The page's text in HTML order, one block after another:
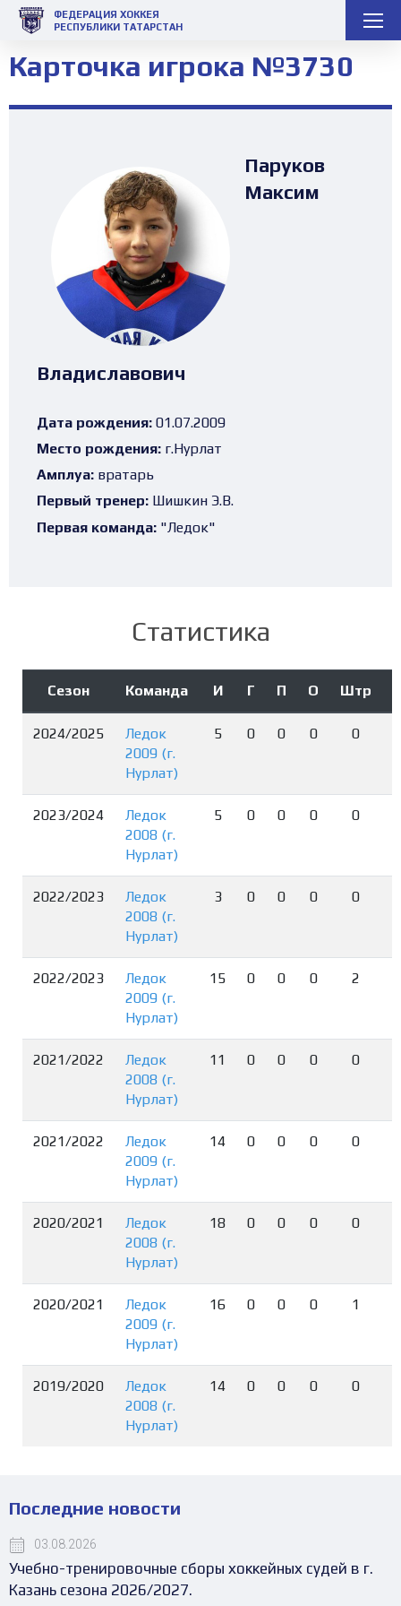
ФЕДЕРАЦИЯ ХОККЕЯ
РЕСПУБЛИКИ ТАТАРСТАН
Карточка игрока №3730
Паруков
Максим
Владиславович
Дата рождения: 01.07.2009
Место рождения: г.Нурлат
Амплуа: вратарь
Первый тренер: Шишкин Э.В.
Первая команда: "Ледок"
Статистика
Сезон Команда И Г П О Штр
2024/2025
Ледок
2009 (г.
Нурлат)
5 0 0 0 0
2023/2024
Ледок
2008 (г.
Нурлат)
5 0 0 0 0
2022/2023
Ледок
2008 (г.
Нурлат)
3 0 0 0 0
2022/2023
Ледок
2009 (г.
Нурлат)
15 0 0 0 2
2021/2022
Ледок
2008 (г.
Нурлат)
11 0 0 0 0
2021/2022
Ледок
2009 (г.
Нурлат)
14 0 0 0 0
2020/2021
Ледок
2008 (г.
Нурлат)
18 0 0 0 0
2020/2021
Ледок
2009 (г.
Нурлат)
16 0 0 0 1
2019/2020
Ледок
2008 (г.
Нурлат)
14 0 0 0 0
Последние новости
03.08.2026
Учебно-тренировочные сборы хоккейных судей в г.
Казань сезона 2026/2027.